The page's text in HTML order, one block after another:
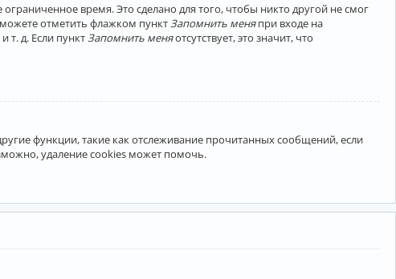
время. Это сделано для того, чтобы никто другой не смог
отметить флажком пункт Запомнить меняпри входе на
т. д. Если пункт Запомнить меняотсутствует, это значит, что
функции, такие как отслеживание прочитанных сообщений, если
удаление cookies может помочь.